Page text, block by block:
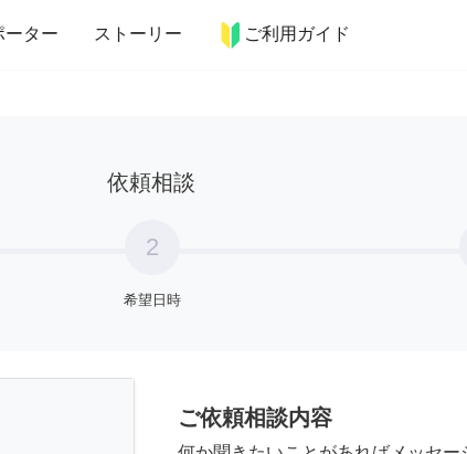
ーター ストーリー ご利用ガイド
趣味・習い事 ペット 料理
依頼相談
2
希望日時
ご依頼相談内容